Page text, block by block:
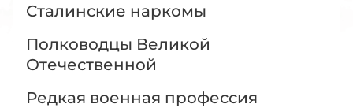
Сталинские наркомы
Полководцы Великой
Отечественной
Редкая военная профессия